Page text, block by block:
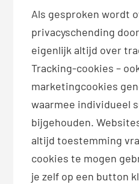
Als gesproken wordt
privacyschending
eigenlijk altijd over
Tracking-cookies –
marketingcookies
waarmee individueel
bijgehouden.
altijd toestemming
cookies te mogen
je zelf op een button